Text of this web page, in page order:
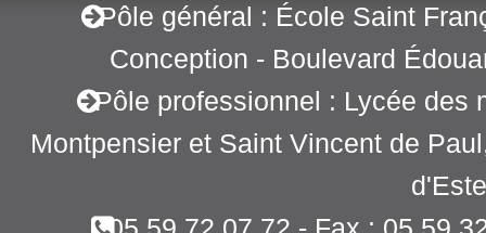
Pôle général : École Saint
Conception - Boulevard
Pôle professionnel : Lycée des
Montpensier et Saint Vincent de